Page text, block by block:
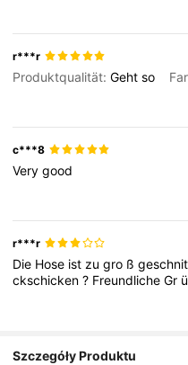
r***r
Produktqualität:Gehtso
c***8
Verygood
r***r
Die Hose ist zugro ß
ckschicken? FreundlicheGr
Szczegóły Produktu